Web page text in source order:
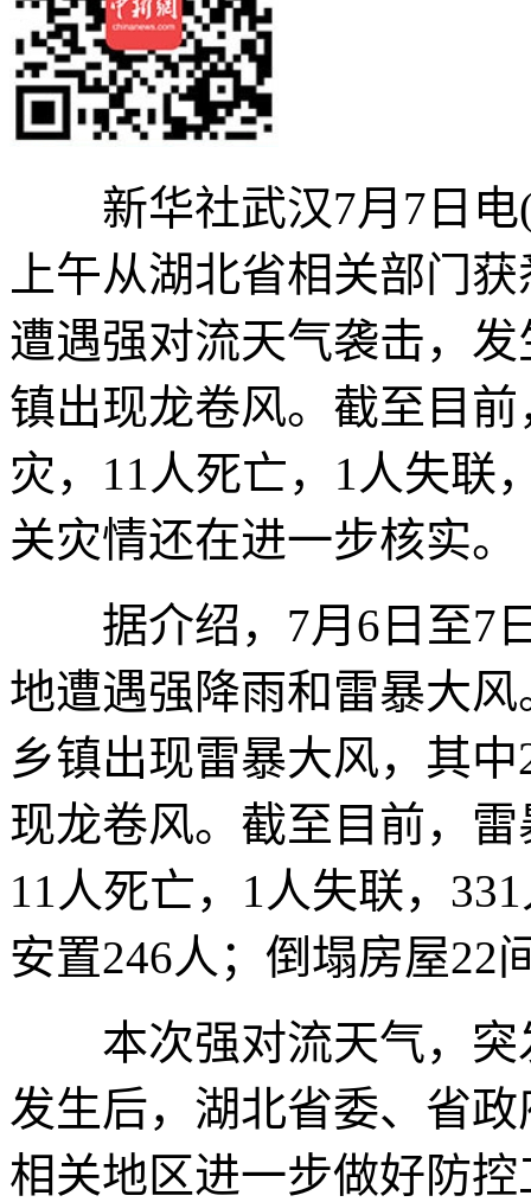
新华社武汉7月7日电(
上午从湖北省相关部门
遭遇强对流天气袭击，
镇出现龙卷风。截至目
灾，11人死亡，1人失联
关灾情还在进一步核实。
据介绍，7月6日至7日
地遭遇强降雨和雷暴大
乡镇出现雷暴大风，其
现龙卷风。截至目前，
11人死亡，1人失联，
安置246人；倒塌房屋22
本次强对流天气，突
发生后，湖北省委、省
相关地区进一步做好防